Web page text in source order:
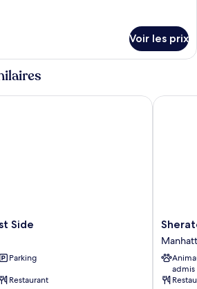
Voir les prix
Side
Parking
Restaurant
Tribeca
New
York
Hotel
admis